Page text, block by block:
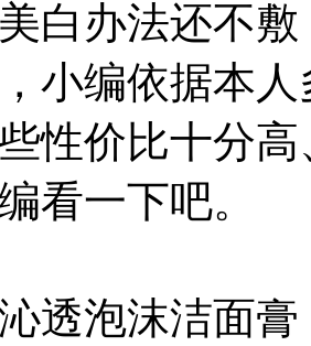
白办法还不
小编依据本
性价比十分
看一下吧。
透泡沫洁面膏